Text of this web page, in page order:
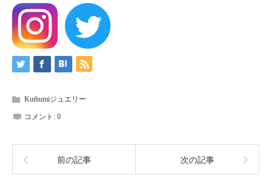
Kuthumiジュエリー
コメント: 0
前の記事 次の記事